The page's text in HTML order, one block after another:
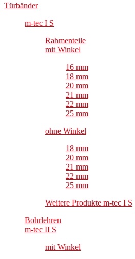
Türbänder
m-tec I S
Rahmenteile
mit Winkel
16 mm
18 mm
20 mm
21 mm
22 mm
25 mm
ohne Winkel
18 mm
20 mm
21 mm
22 mm
25 mm
Weitere Produkte m-tec I S
Bohrlehren
m-tec II S
mit Winkel